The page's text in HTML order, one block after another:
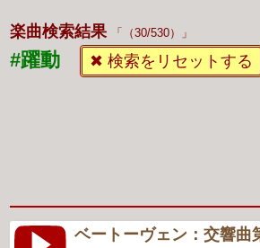
楽曲検索結果 （30/530）
#躍動 ✖ 検索をリセットする
ベートーヴェン：交響曲